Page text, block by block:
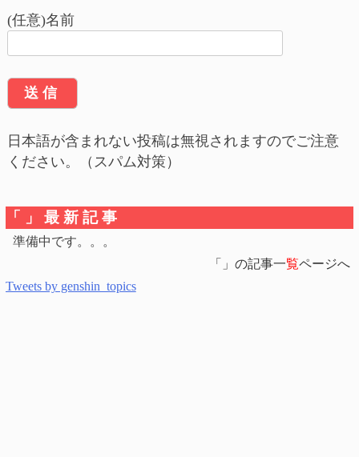
ョ
(任意)名前
日本語が含まれない投稿は無視されますのでご注意
ください。（スパム対策）
「」最新記事
準備中です。。。
「」の記事一覧ページへ
Tweets by genshin_topics